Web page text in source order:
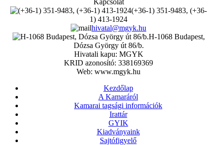
Kapcsolat
(+36-1) 351-9483, (+36-
1) 413-1924
hivatal@mgyk.hu
H-1068 Budapest,
Dózsa György út 86/b.
Hivatali kapu: MGYK
KRID azonosító: 338169369
Web: www.mgyk.hu
Kezdőlap
A Kamaráról
Kamarai tagsági információk
Irattár
GYIK
Kiadványaink
Sajtófigyelő